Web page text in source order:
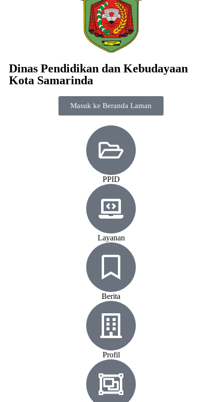
Dinas Pendidikan dan Kebudayaan
Kota Samarinda
Masuk ke Beranda Laman
PPID
Layanan
Berita
Profil